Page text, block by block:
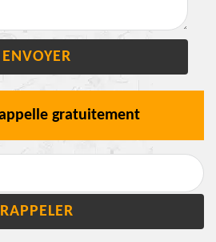
gratuitement